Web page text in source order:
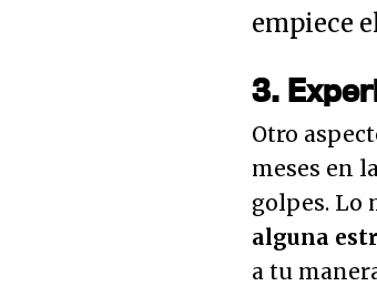
empiece
3.
Otro
meses en
golpes. Lo
alguna
a tu